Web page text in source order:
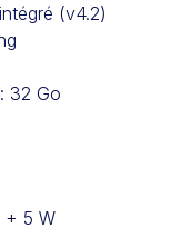
(v4.2)
32 Go
+ 5 W